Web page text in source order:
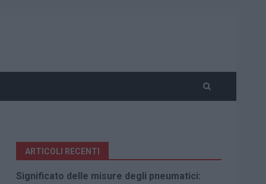
ARTICOLI RECENTI
Significato delle misure degli pneumatici: